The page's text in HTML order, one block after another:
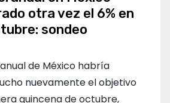
otra vez el 6% en
sondeo
de México habría
nuevamente el objetivo
quincena de octubre,